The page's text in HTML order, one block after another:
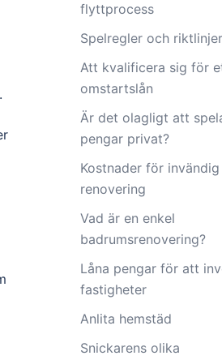
flyttprocess
Spelregler och riktlinjer
Att kvalificera sig för
omstartslån
Är det olagligt att
pengar privat?
Kostnader för invändig
renovering
Vad är en enkel
badrumsrenovering?
Låna pengar för att
fastigheter
Anlita hemstäd
Snickarens olika